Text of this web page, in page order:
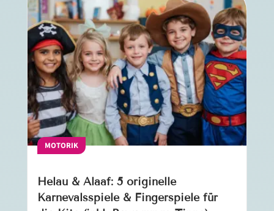
MOTORIK
Helau & Alaaf: 5 originelle
Karnevalsspiele & Fingerspiele für